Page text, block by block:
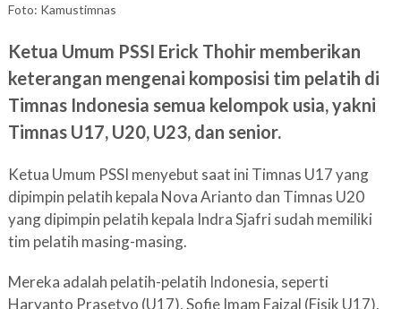
Foto: Kamustimnas
Ketua Umum PSSI Erick Thohir memberikan
keterangan mengenai komposisi tim pelatih di
Timnas Indonesia semua kelompok usia, yakni
Timnas U17, U20, U23, dan senior.
Ketua Umum PSSI menyebut saat ini Timnas U17 yang
dipimpin pelatih kepala Nova Arianto dan Timnas U20
yang dipimpin pelatih kepala Indra Sjafri sudah memiliki
tim pelatih masing-masing.
Mereka adalah pelatih-pelatih Indonesia, seperti
Haryanto Prasetyo (U17), Sofie Imam Faizal (Fisik U17),